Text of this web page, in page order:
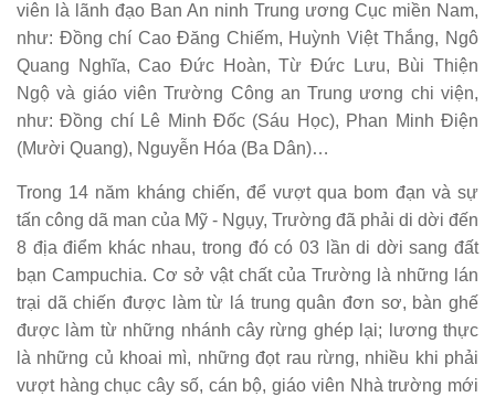
viên là lãnh đạo Ban An ninh Trung ương Cục miền Nam,
như: Đồng chí Cao Đăng Chiếm, Huỳnh Việt Thắng, Ngô
Quang Nghĩa, Cao Đức Hoàn, Từ Đức Lưu, Bùi Thiện
Ngộ và giáo viên Trường Công an Trung ương chi viện,
như: Đồng chí Lê Minh Đốc (Sáu Học), Phan Minh Điện
(Mười Quang), Nguyễn Hóa (Ba Dân)…
Trong 14 năm kháng chiến, để vượt qua bom đạn và sự
tấn công dã man của Mỹ - Ngụy, Trường đã phải di dời đến
8 địa điểm khác nhau, trong đó có 03 lần di dời sang đất
bạn Campuchia. Cơ sở vật chất của Trường là những lán
trại dã chiến được làm từ lá trung quân đơn sơ, bàn ghế
được làm từ những nhánh cây rừng ghép lại; lương thực
là những củ khoai mì, những đọt rau rừng, nhiều khi phải
vượt hàng chục cây số, cán bộ, giáo viên Nhà trường mới